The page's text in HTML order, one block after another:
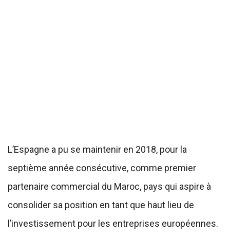
L’Espagne a pu se maintenir en 2018, pour la
septième année consécutive, comme premier
partenaire commercial du Maroc, pays qui aspire à
consolider sa position en tant que haut lieu de
l’investissement pour les entreprises européennes.